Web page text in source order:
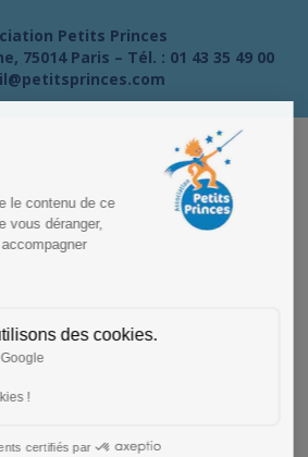
le contenu de ce
vous déranger,
accompagner
des cookies.
Google
!
certifiés par
Petits Princes
75014 Paris – Tél. : 01 43 35 49 00